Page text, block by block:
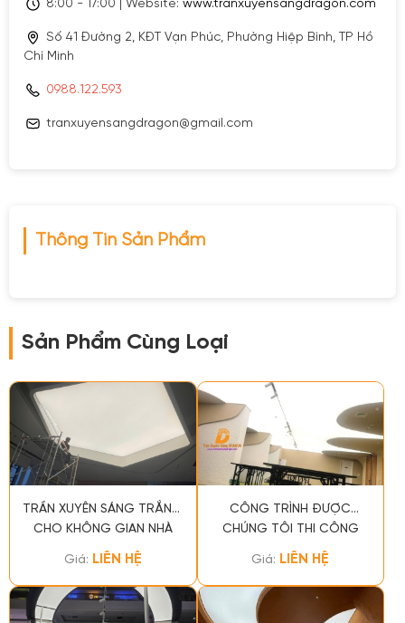
8:00 - 17:00 | Website: www.tranxuyensangdragon.com
Số 41 Đường 2, KĐT Vạn Phúc, Phường Hiệp Bình, TP Hồ
Chí Minh
0988.122.593
tranxuyensangdragon@gmail.com
Thông Tin Sản Phẩm
Sản Phẩm Cùng Loại
TRẦN XUYÊN SÁNG TRẮNG
CHO KHÔNG GIAN NHÀ
MẪU
Giá: LIÊN HỆ
CÔNG TRÌNH ĐƯỢC
CHÚNG TÔI THI CÔNG
CHO KHÔNG GIAN KHÁCH
SẠN SILVERLAND MÂY
Giá: LIÊN HỆ